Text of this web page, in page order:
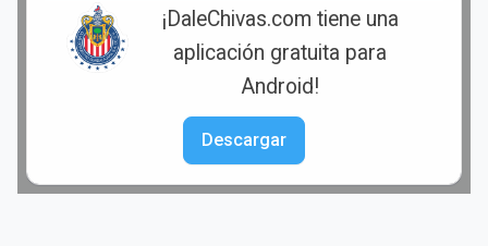
¡DaleChivas.com tiene una
aplicación gratuita para
Android!
Descargar